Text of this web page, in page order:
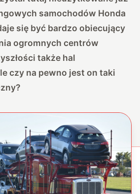
samochodów Honda
się być bardzo obiecujący
ogromnych centrów
także hal
czy na pewno jest on taki